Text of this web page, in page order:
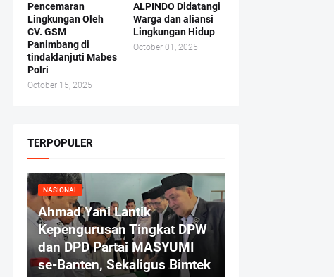
Pencemaran
Lingkungan Oleh
CV. GSM
Panimbang di
tindaklanjuti Mabes
Polri
October 15, 2025
ALPINDO Didatangi
Warga dan aliansi
Lingkungan Hidup
October 01, 2025
TERPOPULER
NASIONAL
Ahmad Yani Lantik
Kepengurusan Tingkat DPW
dan DPD Partai MASYUMI
se-Banten, Sekaligus Bimtek